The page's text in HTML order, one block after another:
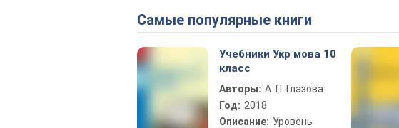
Самые популярные книги
Учебники Укр мова 10
класс
Авторы: А. П. Глазова
Год: 2018
Описание: Уровень